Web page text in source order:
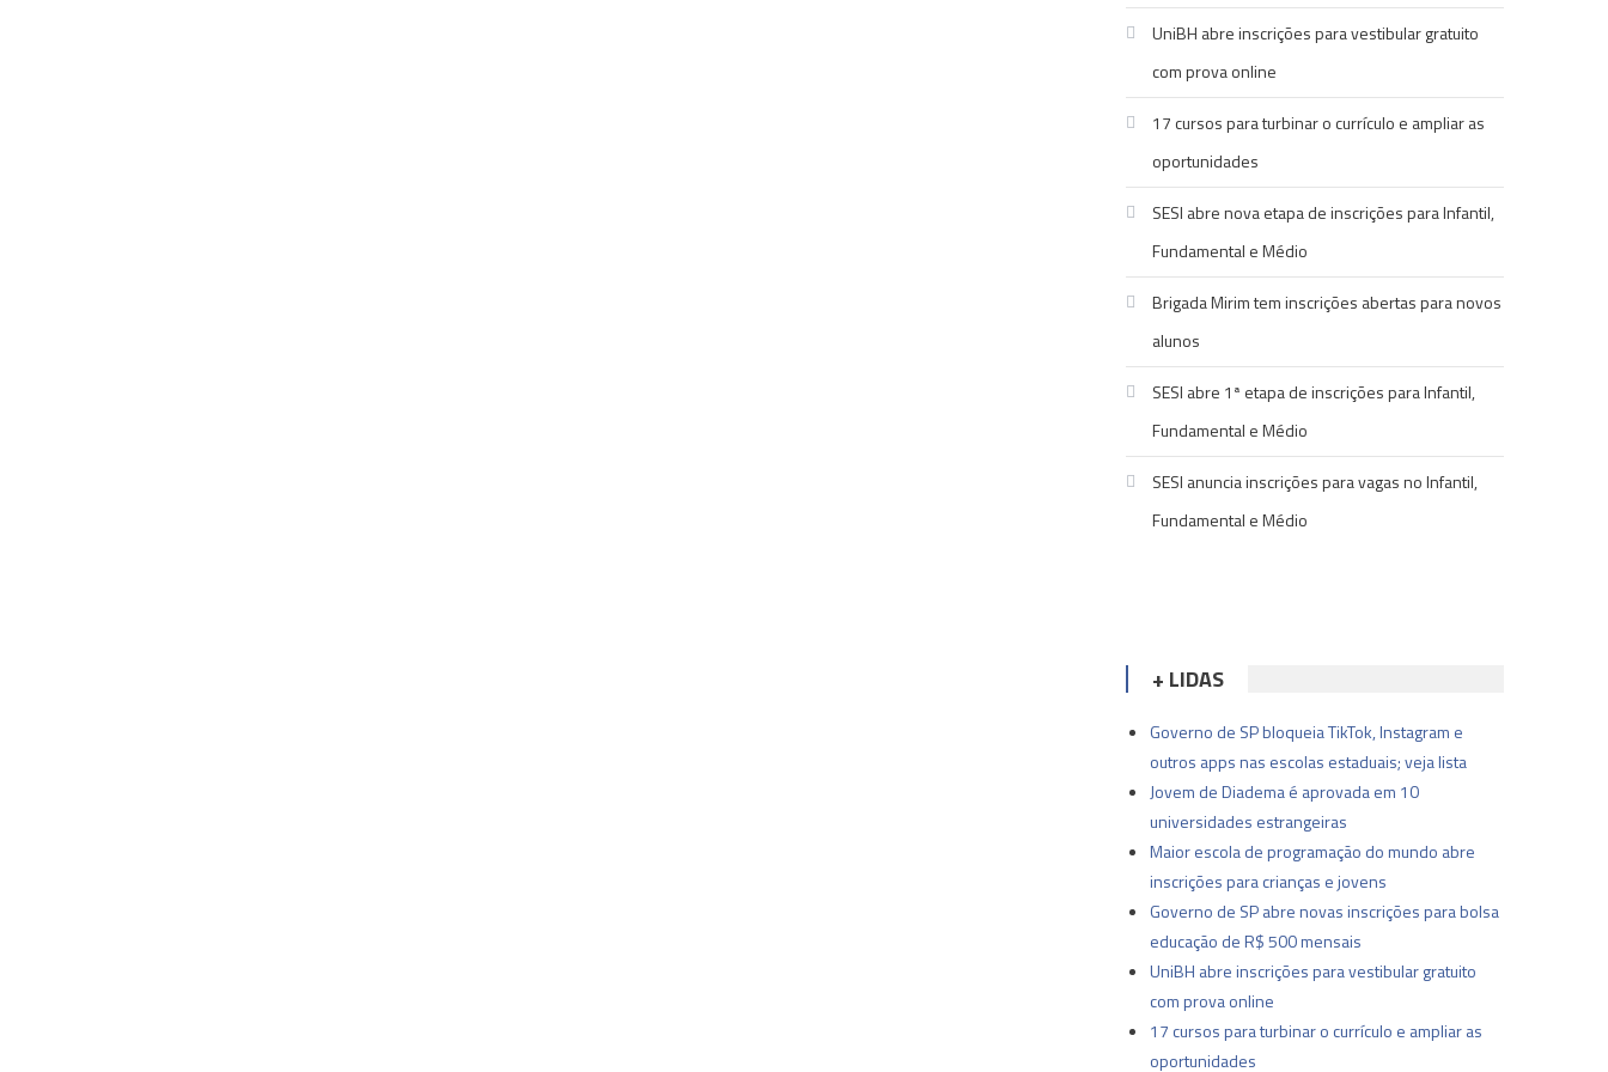
UniBH abre inscrições para vestibular gratuito
com prova online
17 cursos para turbinar o currículo e ampliar as
oportunidades
SESI abre nova etapa de inscrições para Infantil,
Fundamental e Médio
Brigada Mirim tem inscrições abertas para novos
alunos
SESI abre 1ª etapa de inscrições para Infantil,
Fundamental e Médio
SESI anuncia inscrições para vagas no Infantil,
Fundamental e Médio
+ LIDAS
Governo de SP bloqueia TikTok, Instagram e
outros apps nas escolas estaduais; veja lista
Jovem de Diadema é aprovada em 10
universidades estrangeiras
Maior escola de programação do mundo abre
inscrições para crianças e jovens
Governo de SP abre novas inscrições para bolsa
educação de R$ 500 mensais
UniBH abre inscrições para vestibular gratuito
com prova online
17 cursos para turbinar o currículo e ampliar as
oportunidades